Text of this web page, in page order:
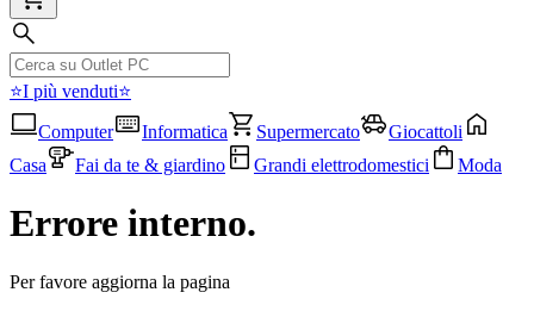
⭐I più venduti⭐
Computer
Informatica Supermercato
Giocattoli
Casa
Fai da te & giardino Grandi elettrodomestici Moda
Errore interno.
Per favore aggiorna la pagina